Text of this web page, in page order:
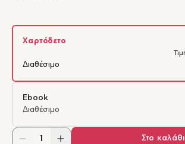
Χαρτόδετο
Διαθέσιμο
Ebook
Διαθέσιμο
Στο καλάθι